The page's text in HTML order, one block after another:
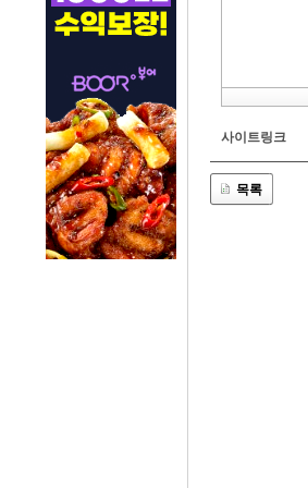
사이트링크
목록